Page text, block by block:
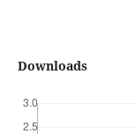
Downloads